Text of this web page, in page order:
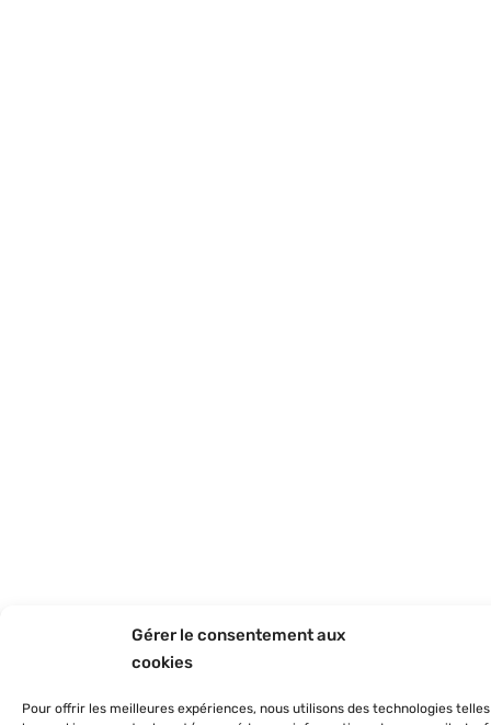
Gérer le consentement aux
cookies
Pour offrir les meilleures expériences, nous utilisons des technologies